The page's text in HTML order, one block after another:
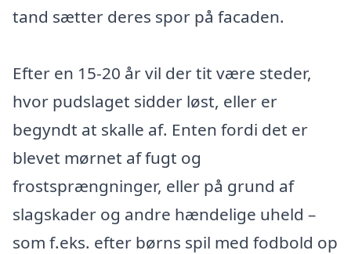
tand sætter deres spor på facaden.
Efter en 15-20 år vil der tit være steder,
hvor pudslaget sidder løst, eller er
begyndt at skalle af. Enten fordi det er
blevet mørnet af fugt og
frostsprængninger, eller på grund af
slagskader og andre hændelige uheld –
som f.eks. efter børns spil med fodbold op